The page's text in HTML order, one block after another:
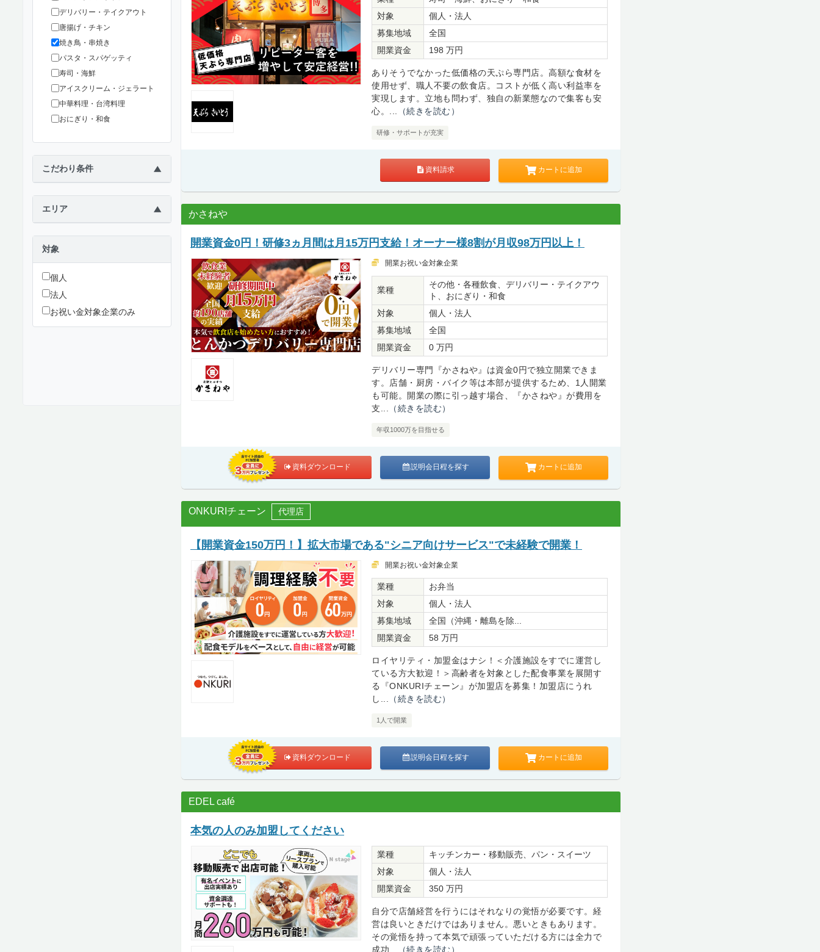
デリバリー・テイクアウト
唐揚げ・チキン
焼き鳥・串焼き
パスタ・スパゲッティ
寿司・海鮮
アイスクリーム・ジェラート
中華料理・台湾料理
おにぎり・和食
こだわり条件 ▶
エリア ▶
対象
個人
法人
お祝い金対象企業のみ
対象
個人・法人
募集地域
全国
開業資金
198 万円
ありそうでなかった低価格の天ぷら専門店。高額な食材を
使用せず、職人不要の飲食店。コストが低く高い利益率を
実現します。立地も問わず、独自の新業態なので集客も安
心。...
（続きを読む）
研修・サポートが充実
資料請求 カートに追加
かさねや
開業資金0円！研修3ヵ月間は月15万円支給！オーナー様8割が月収98万円以上！
開業お祝い金対象企業
業種
その他・各種飲食、デリバリー・テイクアウ
ト、おにぎり・和食
対象
個人・法人
募集地域
全国
開業資金
0 万円
デリバリー専門『かさねや』は資金0円で独立開業できま
す。店舗・厨房・バイク等は本部が提供するため、1人開業
も可能。開業の際に引っ越す場合、『かさねや』が費用を
支...
（続きを読む）
年収1000万を目指せる
資料ダウンロード 説明会日程を探す カートに追加
ONKURIチェーン 代理店
【開業資金150万円！】拡大市場である"シニア向けサービス"で未経験で開業！
開業お祝い金対象企業
業種
お弁当
対象
個人・法人
募集地域
全国（沖縄・離島を除...
開業資金
58 万円
ロイヤリティ・加盟金はナシ！＜介護施設をすでに運営し
ている方大歓迎！＞高齢者を対象とした配食事業を展開す
る『ONKURIチェーン』が加盟店を募集！加盟店にうれ
し...
（続きを読む）
1人で開業
資料ダウンロード 説明会日程を探す カートに追加
EDEL café
本気の人のみ加盟してください
業種
キッチンカー・移動販売、パン・スイーツ
対象
個人・法人
開業資金
350 万円
自分で店舗経営を行うにはそれなりの覚悟が必要です。経
営は良いときだけではありません。悪いときもあります。
その覚悟を持って本気で頑張っていただける方には全力で
成功...
（続きを読む）